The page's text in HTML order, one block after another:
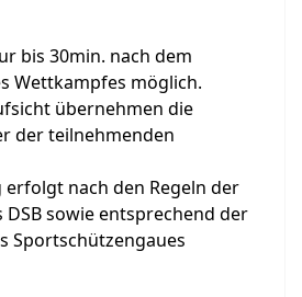
bis 30min. nach dem
Wettkampfes möglich.
übernehmen die
der teilnehmenden
nach den Regeln der
sowie entsprechend der
Sportschützengaues